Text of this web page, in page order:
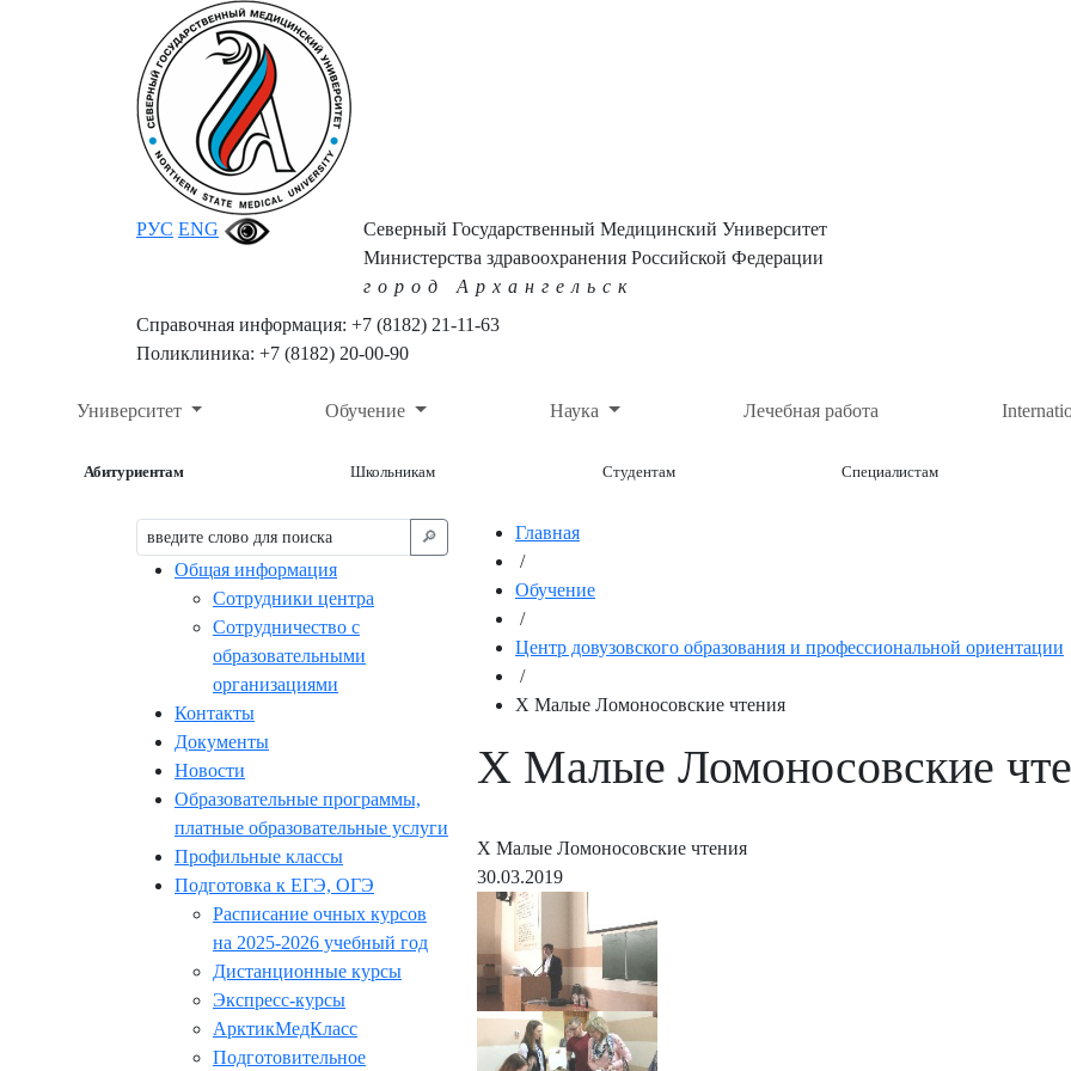
РУС ENG
Северный Государственный Медицинский Университет
Министерства здравоохранения Российской Федерации
город Архангельск
Справочная информация: +7 (8182) 21-11-63
Поликлиника: +7 (8182) 20-00-90
Университет Обучение Наука Лечебная работа
Абитуриентам Школьникам Студентам Специалистам
🔎︎
Общая информация
Сотрудники центра
Сотрудничество с
образовательными
организациями
Контакты
Документы
Новости
Образовательные программы,
платные образовательные услуги
Профильные классы
Подготовка к ЕГЭ, ОГЭ
Расписание очных курсов
на 2025-2026 учебный год
Дистанционные курсы
Экспресс-курсы
АрктикМедКласс
Подготовительное
Главная
/
Обучение
/
Центр довузовского образования и профессиональной ориентации
/
Х Малые Ломоносовские чтения
Х Малые Ломоносовские
Х Малые Ломоносовские чтения
30.03.2019